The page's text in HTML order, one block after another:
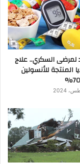
لمرضى السكري.. علاج
المنتجة للأنسولين